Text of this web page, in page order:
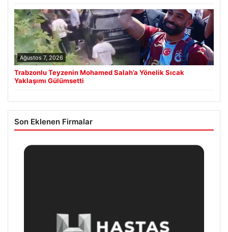
Ağustos 7, 2026
Trabzonlu Teyzenin Mohamed Salah’a Yönelik Sıcak
Yaklaşımı Gülümsetti
Son Eklenen Firmalar